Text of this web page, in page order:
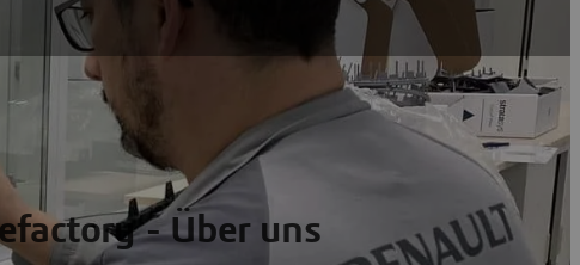
- Über uns